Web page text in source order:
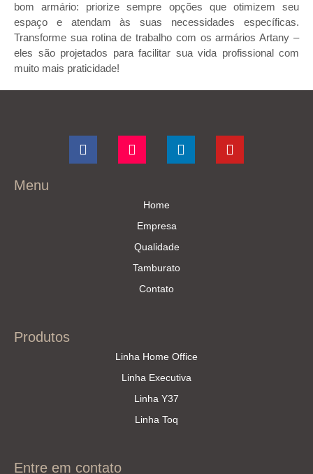
bom armário: priorize sempre opções que otimizem seu
espaço e atendam às suas necessidades específicas.
Transforme sua rotina de trabalho com os armários Artany –
eles são projetados para facilitar sua vida profissional com
muito mais praticidade!
Menu
Home
Empresa
Qualidade
Tamburato
Contato
Produtos
Linha Home Office
Linha Executiva
Linha Y37
Linha Toq
Entre em contato